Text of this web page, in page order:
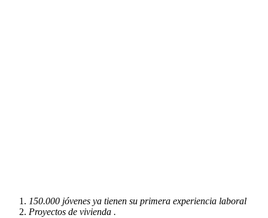
150.000 jóvenes ya tienen su primera experiencia laboral
Proyectos de vivienda .